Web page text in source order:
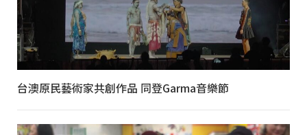
台澳原民藝術家共創作品 同登Garma音樂節